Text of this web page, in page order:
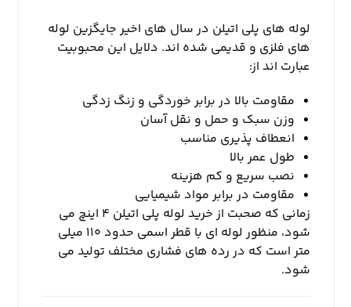
لوله های پلی اتیلن در سال های اخیر جایگزین لوله
های فلزی و قدیمی شده اند. دلایل این محبوبیت
عبارت اند از:
مقاومت بالا در برابر خوردگی و زنگ زدگی
وزن سبک و حمل و نقل آسان
انعطاف پذیری مناسب
طول عمر بالا
نصب سریع و کم هزینه
مقاومت در برابر مواد شیمیایی
زمانی که صحبت از خرید لوله پلی اتیلن ۴ اینچ می
شود، منظور لوله ای با قطر اسمی حدود ۱۱۰ میلی
متر است که در رده های فشاری مختلف تولید می
شود.